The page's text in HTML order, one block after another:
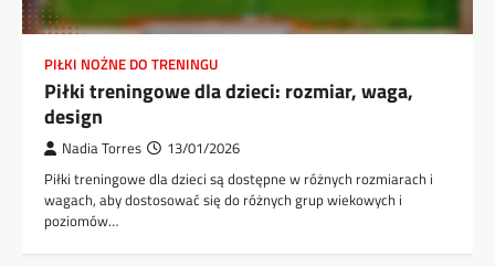
PIŁKI NOŻNE DO TRENINGU
Piłki treningowe dla dzieci: rozmiar, waga,
design
Nadia Torres 13/01/2026
Piłki treningowe dla dzieci są dostępne w różnych rozmiarach i
wagach, aby dostosować się do różnych grup wiekowych i
poziomów…